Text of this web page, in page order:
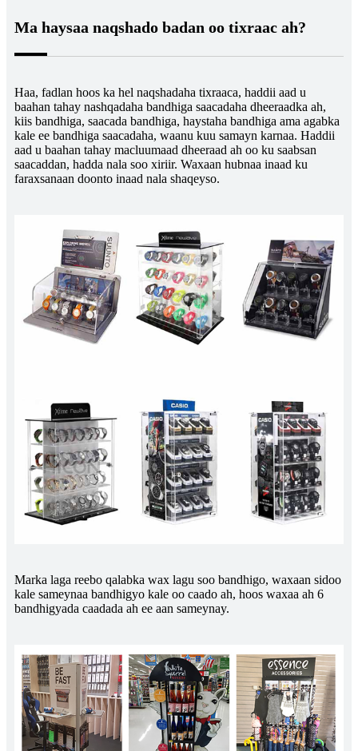
Ma haysaa naqshado badan oo tixraac ah?
Haa, fadlan hoos ka hel naqshadaha tixraaca, haddii aad u
baahan tahay nashqadaha bandhiga saacadaha dheeraadka ah,
kiis bandhiga, saacada bandhiga, haystaha bandhiga ama agabka
kale ee bandhiga saacadaha, waanu kuu samayn karnaa. Haddii
aad u baahan tahay macluumaad dheeraad ah oo ku saabsan
saacaddan, hadda nala soo xiriir. Waxaan hubnaa inaad ku
faraxsanaan doonto inaad nala shaqeyso.
Marka laga reebo qalabka wax lagu soo bandhigo, waxaan sidoo
kale sameynaa bandhigyo kale oo caado ah, hoos waxaa ah 6
bandhigyada caadada ah ee aan sameynay.